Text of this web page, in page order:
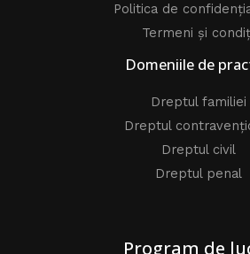
Politica de
Termeni și
Domeniile de
Dreptul familiei
Dreptul
Dreptul civil
Dreptul penal
Program de